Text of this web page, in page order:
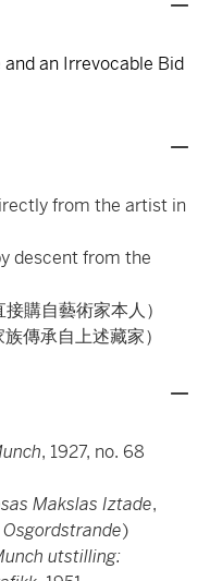
an Irrevocable Bid
from the artist in
descent from the
購自藝術家本人）
傳承自上述藏家）
, 1927, no. 68
Makslas Iztade,
)
utstilling: